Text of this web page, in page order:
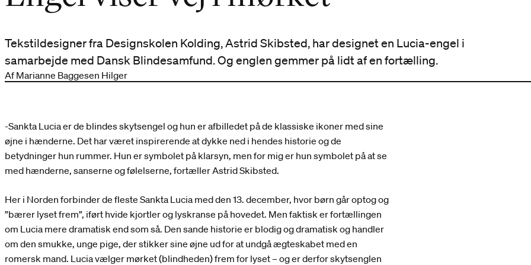
Tekstildesigner fra Designskolen Kolding, Astrid Skibsted, har designet en Lucia-engel i
samarbejde med Dansk Blindesamfund. Og englen gemmer på lidt af en fortælling.
Af Marianne Baggesen Hilger
-Sankta Lucia er de blindes skytsengel og hun er afbilledet på de klassiske ikoner med sine
øjne i hænderne. Det har været inspirerende at dykke ned i hendes historie og de
betydninger hun rummer. Hun er symbolet på klarsyn, men for mig er hun symbolet på at se
med hænderne, sanserne og følelserne, fortæller Astrid Skibsted.
Her i Norden forbinder de fleste Sankta Lucia med den 13. december, hvor børn går optog og
”bærer lyset frem”, iført hvide kjortler og lyskranse på hovedet. Men faktisk er fortællingen
om Lucia mere dramatisk end som så. Den sande historie er blodig og dramatisk og handler
om den smukke, unge pige, der stikker sine øjne ud for at undgå ægteskabet med en
romersk mand. Lucia vælger mørket (blindheden) frem for lyset – og er derfor skytsenglen